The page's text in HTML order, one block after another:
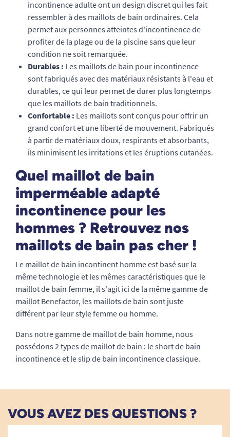
incontinence adulte ont un design discret qui les fait
ressembler à des maillots de bain ordinaires. Cela
permet aux personnes atteintes d'incontinence de
profiter de la plage ou de la piscine sans que leur
condition ne soit remarquée.
Durables : Les maillots de bain pour incontinence
sont fabriqués avec des matériaux résistants à l'eau et
durables, ce qui leur permet de durer plus longtemps
que les maillots de bain traditionnels.
Confortable : Les maillots sont conçus pour offrir un
grand confort et une liberté de mouvement. Fabriqués
à partir de matériaux doux, respirants et absorbants,
ils minimisent les irritations et les éruptions cutanées.
Quel maillot de bain
imperméable adapté
incontinence pour les
hommes ? Retrouvez nos
maillots de bain pas cher !
Le maillot de bain incontinent homme est basé sur la
même technologie et les mêmes caractéristiques que le
maillot de bain femme, il s'agit ici de la même gamme de
maillot Benefactor, les maillots de bain sont juste
différent par leur style femme ou homme.
Dans notre gamme de maillot de bain homme, nous
possédons 2 types de maillot de bain : le short de bain
incontinence et le slip de bain incontinence classique.
VOUS AVEZ DES QUESTIONS ?